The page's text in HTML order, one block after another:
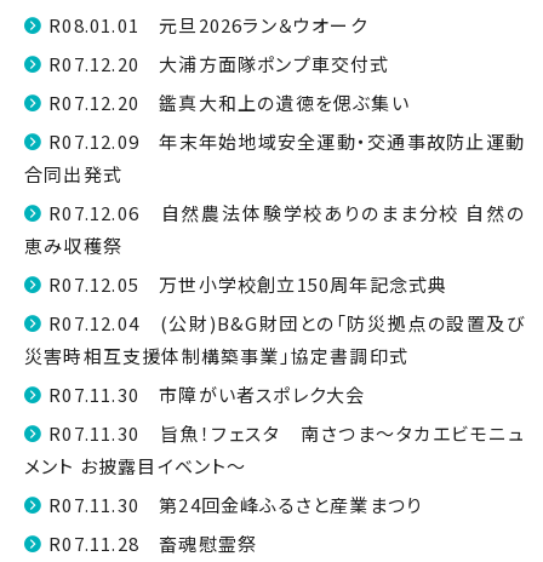
R08.01.01 元旦2026ラン＆ウオーク
R07.12.20 大浦方面隊ポンプ車交付式
R07.12.20 鑑真大和上の遺徳を偲ぶ集い
R07.12.09 年末年始地域安全運動・交通事故防止運動
合同出発式
R07.12.06 自然農法体験学校ありのまま分校 自然の
恵み収穫祭
R07.12.05 万世小学校創立150周年記念式典
R07.12.04 (公財)B&G財団との「防災拠点の設置及び
災害時相互支援体制構築事業」協定書調印式
R07.11.30 市障がい者スポレク大会
R07.11.30 旨魚！フェスタ 南さつま～タカエビモニュ
メント お披露目イベント～
R07.11.30 第24回金峰ふるさと産業まつり
R07.11.28 畜魂慰霊祭